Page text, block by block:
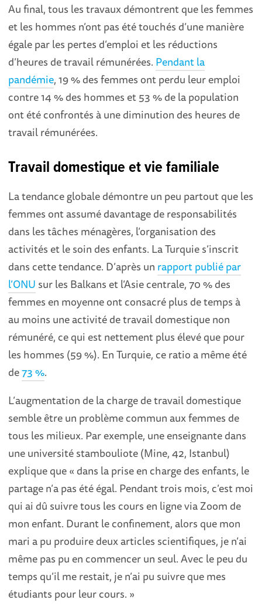
Au final, tous les travaux démontrent que les femmes
et les hommes n’ont pas été touchés d’une manière
égale par les pertes d’emploi et les réductions
d’heures de travail rémunérées. Pendant la
pandémie, 19 % des femmes ont perdu leur emploi
contre 14 % des hommes et 53 % de la population
ont été confrontés à une diminution des heures de
travail rémunérées.
Travail domestique et vie familiale
La tendance globale démontre un peu partout que les
femmes ont assumé davantage de responsabilités
dans les tâches ménagères, l’organisation des
activités et le soin des enfants. La Turquie s’inscrit
dans cette tendance. D’après un rapport publié par
l’ONU sur les Balkans et l’Asie centrale, 70 % des
femmes en moyenne ont consacré plus de temps à
au moins une activité de travail domestique non
rémunéré, ce qui est nettement plus élevé que pour
les hommes (59 %). En Turquie, ce ratio a même été
de73 %.
L’augmentation de la charge de travail domestique
semble être un problème commun aux femmes de
tous les milieux. Par exemple, une enseignante dans
une université stambouliote (Mine, 42, Istanbul)
explique que « dans la prise en charge des enfants, le
partage n’a pas été égal. Pendant trois mois, c’est moi
qui ai dû suivre tous les cours en ligne via Zoom de
mon enfant. Durant le confinement, alors que mon
mari a pu produire deux articles scientifiques, je n’ai
même pas pu en commencer un seul. Avec le peu du
temps qu’il me restait, je n’ai pu suivre que mes
étudiants pour leur cours. »